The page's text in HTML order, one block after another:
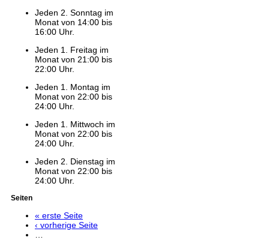
Jeden 2. Sonntag im
Monat von 14:00 bis
16:00 Uhr.
Jeden 1. Freitag im
Monat von 21:00 bis
22:00 Uhr.
Jeden 1. Montag im
Monat von 22:00 bis
24:00 Uhr.
Jeden 1. Mittwoch im
Monat von 22:00 bis
24:00 Uhr.
Jeden 2. Dienstag im
Monat von 22:00 bis
24:00 Uhr.
Seiten
« erste Seite
‹ vorherige Seite